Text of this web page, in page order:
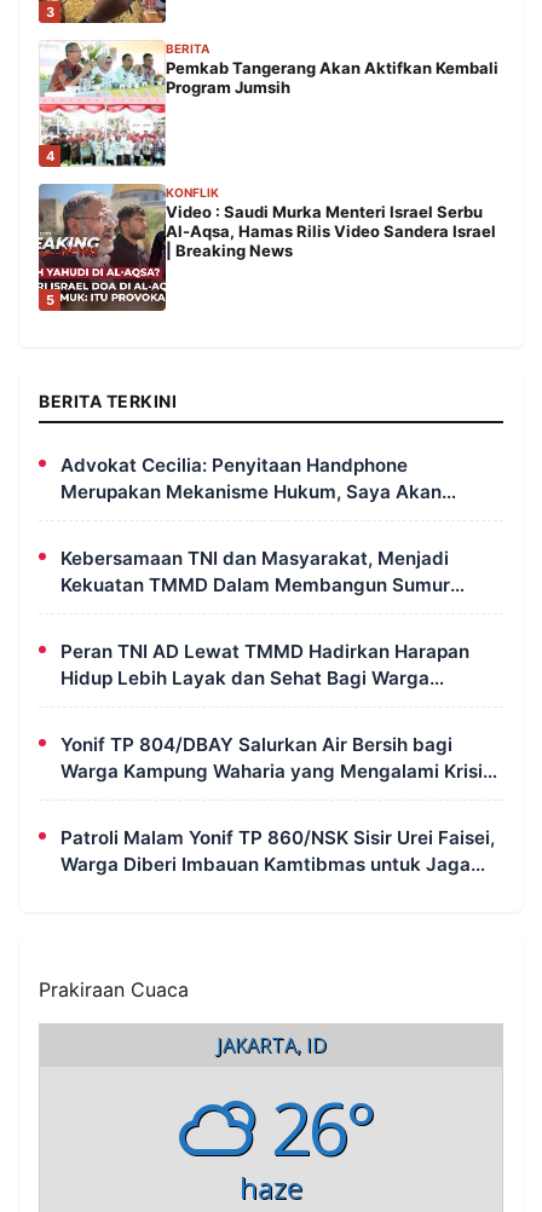
3
4
BERITA
Pemkab Tangerang Akan Aktifkan Kembali
Program Jumsih
5
KONFLIK
Video : Saudi Murka Menteri Israel Serbu
Al-Aqsa, Hamas Rilis Video Sandera Israel
| Breaking News
BERITA TERKINI
Advokat Cecilia: Penyitaan Handphone
Merupakan Mekanisme Hukum, Saya Akan
Kooperatif Apabila Diminta Penyidik dan Tidak
Kebersamaan TNI dan Masyarakat, Menjadi
Kekuatan TMMD Dalam Membangun Sumur
Galian di Wanam
Peran TNI AD Lewat TMMD Hadirkan Harapan
Hidup Lebih Layak dan Sehat Bagi Warga
Kampung Wanam
Yonif TP 804/DBAY Salurkan Air Bersih bagi
Warga Kampung Waharia yang Mengalami Krisis
Air
Patroli Malam Yonif TP 860/NSK Sisir Urei Faisei,
Warga Diberi Imbauan Kamtibmas untuk Jaga
Prakiraan Cuaca
JAKARTA, ID
26°
haze